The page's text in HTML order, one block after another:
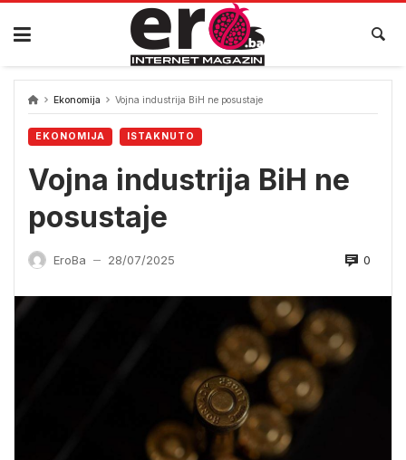
Skip
content
Ekonomija Vojna industrija BiH ne posustaje
EKONOMIJA ISTAKNUTO
Vojna industrija BiH ne
posustaje
EroBa — 28/07/2025 0